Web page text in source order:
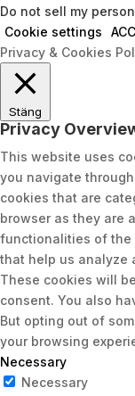
Do not sell my
Cookie settings
Privacy & Cookies
Stäng
Privacy
This website uses
you navigate
cookies that are
browser as they are
functionalities of the
that help us analyze
These cookies will
consent. You also
But opting out of
your browsing
Necessary
Necessary